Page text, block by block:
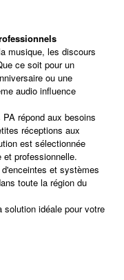
musique, les discours
ce soit pour un
ou une
audio influence
répond aux besoins
réceptions aux
est sélectionnée
et professionnelle.
et systèmes
toute la région du
idéale pour votre